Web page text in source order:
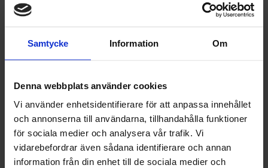
Samtycke Information Om
Denna webbplats använder cookies
Vi använder enhetsidentifierare för att anpassa innehållet
och annonserna till användarna, tillhandahålla funktioner
för sociala medier och analysera vår trafik. Vi
vidarebefordrar även sådana identifierare och annan
information från din enhet till de sociala medier och
övrigt
Sängkläder och handdukar finns att hyra. Om
slutstädning önskas bokas detta före ankomst.
Hos oss bor du med alltid nära äventyret!